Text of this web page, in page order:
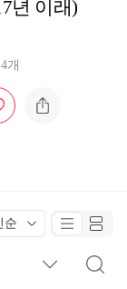
년 이래)
개
순